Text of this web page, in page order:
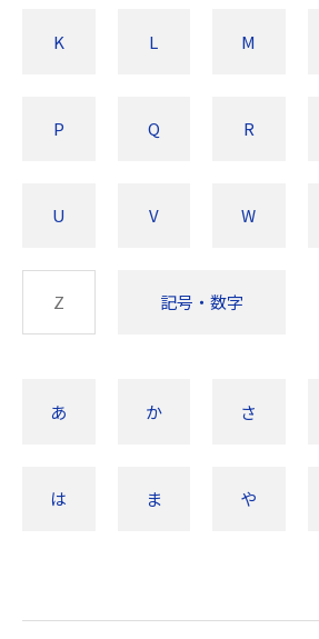
K L M
P Q R
U V W
Z 記号・数字
あ か さ
は ま や